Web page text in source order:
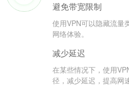
避免带宽限制
使用VPN可以隐藏流量
网络体验。
减少延迟
在某些情况下，使用
径，减少延迟，提高网